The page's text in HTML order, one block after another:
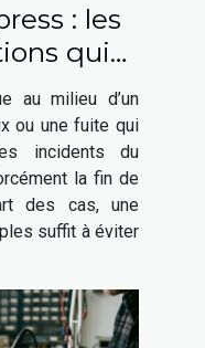
: les
qui
de votre
au milieu d’un
ou une fuite qui
incidents du
la fin de
des cas, une
suffit à éviter